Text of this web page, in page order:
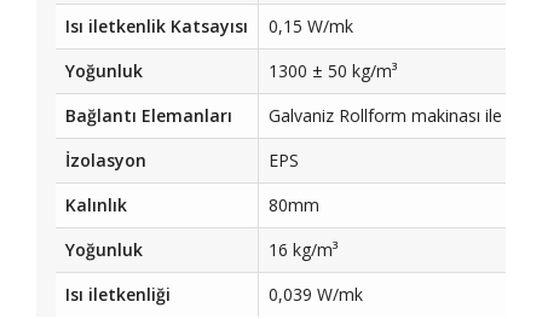
Isı iletkenlik Katsayısı
0,15 W/mk
Yoğunluk
1300 ± 50 kg/m³
Bağlantı Elemanları
Galvaniz Rollform makinası ile
İzolasyon
EPS
Kalınlık
80mm
Yoğunluk
16 kg/m³
Isı iletkenliği
0,039 W/mk